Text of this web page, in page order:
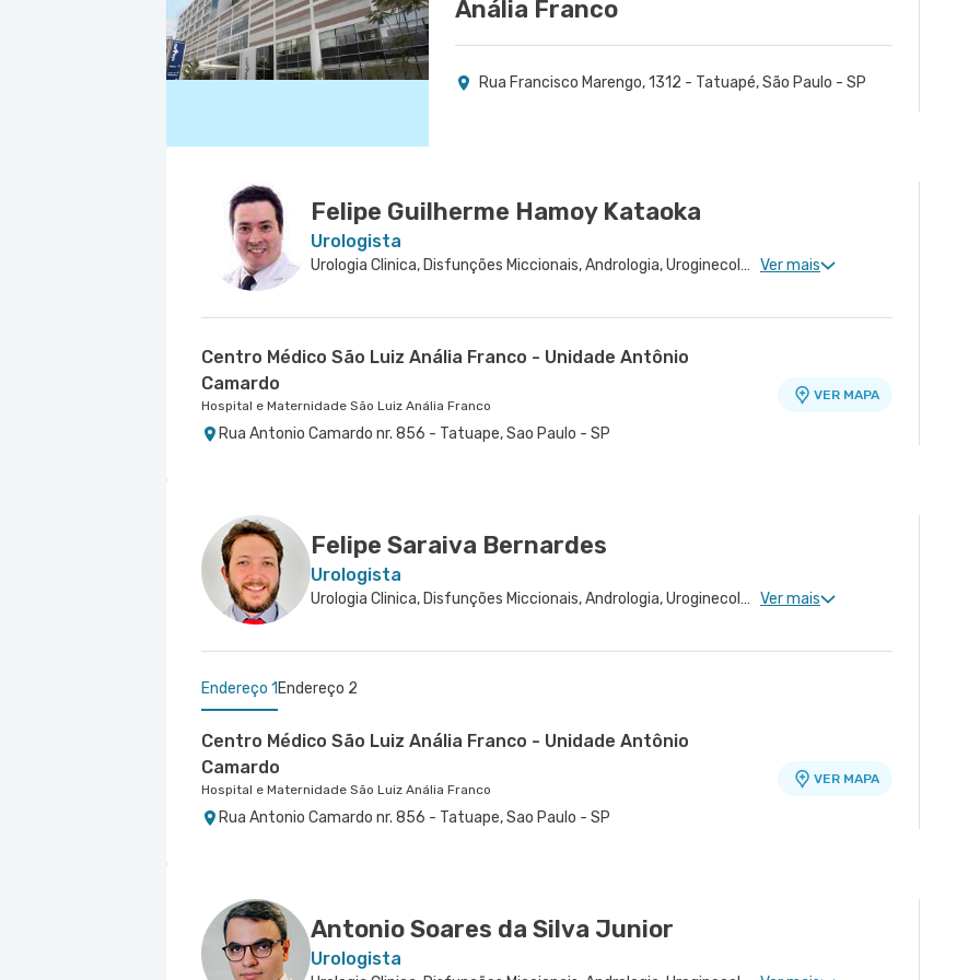
Anália Franco
Rua Francisco Marengo, 1312 - Tatuapé, São Paulo - SP
Felipe Guilherme Hamoy Kataoka
Urologista
Urologia Clinica, Disfunções Miccionais, Andrologia, Uroginecologia, Urologia Oncológica, Cirurgia Robótica Geral, Cirurgia Urológica Ver mais
Centro Médico São Luiz Anália Franco - Unidade Antônio
Camardo
Hospital e Maternidade São Luiz Anália Franco
Rua Antonio Camardo nr. 856 - Tatuape, Sao Paulo - SP
VER MAPA
Felipe Saraiva Bernardes
Urologista
Urologia Clinica, Disfunções Miccionais, Andrologia, Uroginecologia, Infertilidade Masculina, Urologia Oncológica, Cirurgia Robótica Urológica, Urologia Pediátrica, Cirurgia Urológica Ver mais
Endereço 1 Endereço 2
Centro Médico São Luiz Anália Franco - Unidade Antônio
Camardo
Hospital e Maternidade São Luiz Anália Franco
Rua Antonio Camardo nr. 856 - Tatuape, Sao Paulo - SP
VER MAPA
Antonio Soares da Silva Junior
Urologista